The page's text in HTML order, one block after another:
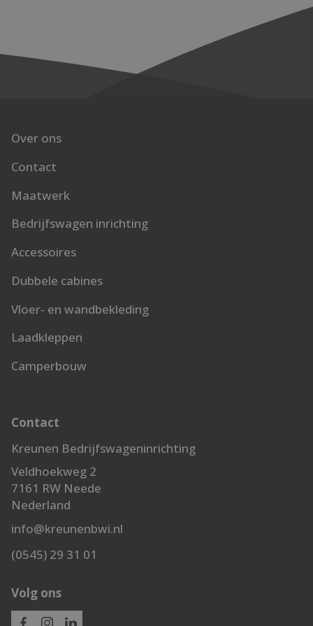
het ladesysteem. Elke lade kan tot 100 kilogram aan
lading bevatten, op voorwaarde dat je het
gelijkmatig over het oppervlak verdeelt. Hierdoor
bespaar je niet alleen brandstof maar ook de moeite
van heen en weer rijden naar de zaak om spullen te
Over ons
Contact
Maatwerk
Bedrijfswagen inrichting
Accessoires
Dubbele cabines
Vloer- en wandbekleding
Laadkleppen
Camperbouw
Contact
Kreunen Bedrijfswageninrichting
Veldhoekweg 2
7161 RW Neede
Nederland
info@kreunenbwi.nl
(0545) 29 31 01
Volg ons